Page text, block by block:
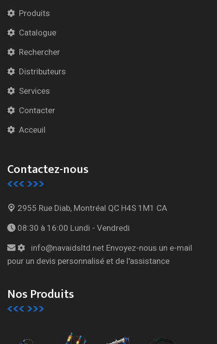
Produits
Catalogue
Rechercher
Distributeurs
Services
Contacter
Acceuil
Contactez-nous
2955 Rue Diab, Montréal QC H4S 1M1 CA
08:30 à 16:00 Lundi - Vendredi
info@navaidsltd.net Envoyez-nous un e-mail
pour un devis personnalisé et de l'assistance
Nos Produits